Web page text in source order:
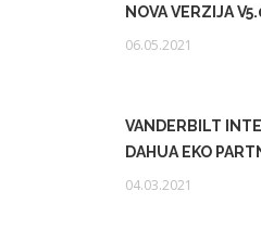
NOVA VERZIJA
06.05.2021
VANDERBILT
DAHUA EKO
04.03.2021